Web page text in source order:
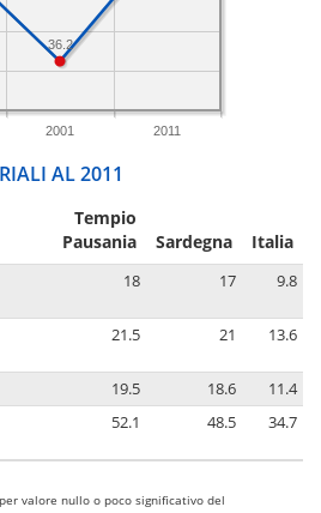
2001 2011
36.2
AL 2011
Tempio
Pausania
Sardegna Italia
18 17 9.8
21.5 21 13.6
19.5 18.6
11.4
52.1 48.5 34.7
valore nullo o poco significativo del